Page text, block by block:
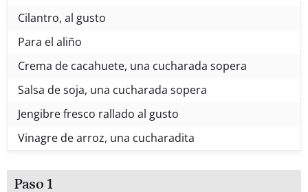
Cilantro, al gusto
Para el aliño
Crema de cacahuete, una cucharada sopera
Salsa de soja, una cucharada sopera
Jengibre fresco rallado al gusto
Vinagre de arroz, una cucharadita
Paso 1